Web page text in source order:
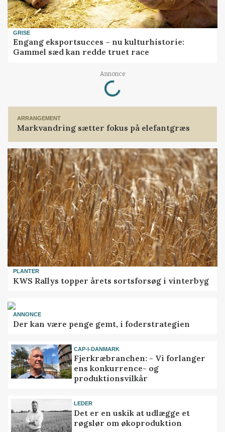
GRISE
Engang eksportsucces – nu kulturhistorie:
Gammel sæd kan redde truet race
Annonce
Loading...
ARRANGEMENT
Markvandring sætter fokus på elefantgræs
PLANTER
KWS Rallys topper årets sortsforsøg i vinterbyg
ANNONCE
Der kan være penge gemt, i foderstrategien
CAP-I-DANMARK
Fjerkræbranchen: - Vi forlanger
ens konkurrence- og
produktionsvilkår
LEDER
Det er en uskik at udlægge et
røgslør om økoproduktion